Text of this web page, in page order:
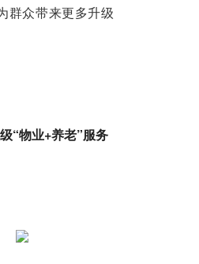
群众带来更多升级
“物业+养老”服务